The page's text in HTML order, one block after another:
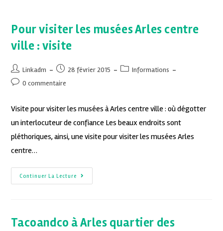
Pour visiter les musées Arles centre
ville : visite
Linkadm 28 février 2015
Informations
0 commentaire
Visite pour visiter les musées à Arles centre ville : où dégotter
un interlocuteur de confiance Les beaux endroits sont
pléthoriques, ainsi, une visite pour visiter les musées Arles
centre…
Continuer La Lecture
Tacoandco à Arles quartier des